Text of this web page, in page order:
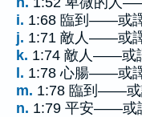
i. 1:68 臨到——或譯
j. 1:71 敵人——或譯
k. 1:74 敵人——或
l. 1:78 心腸——或譯
m. 1:78 臨到——或
n. 1:79 平安——或